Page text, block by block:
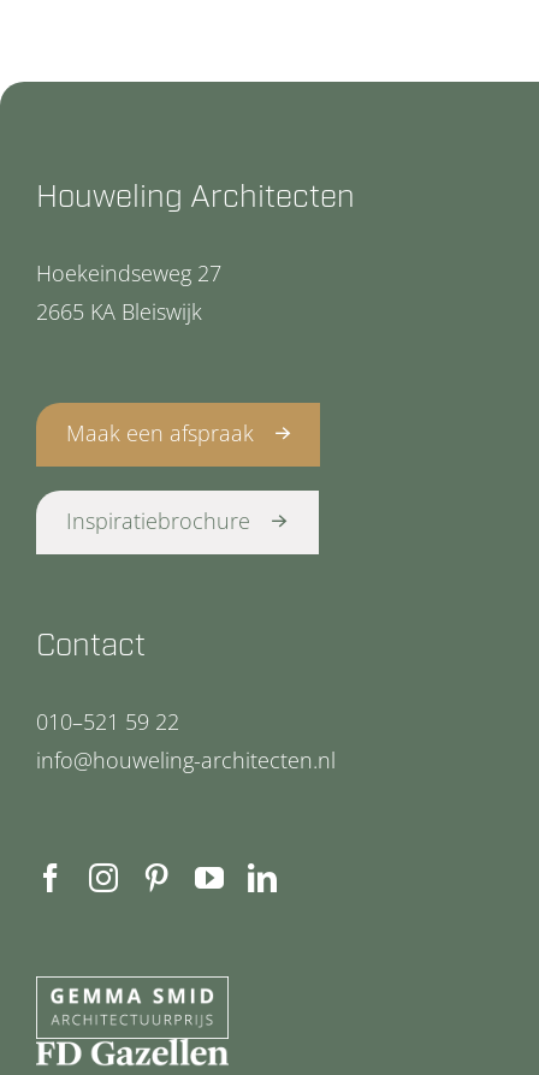
Houweling Architecten
Hoekeindseweg 27
2665 KA Bleiswijk
Maak een afspraak
Inspiratiebrochure
Contact
010–521 59 22
info@houweling-architecten.nl